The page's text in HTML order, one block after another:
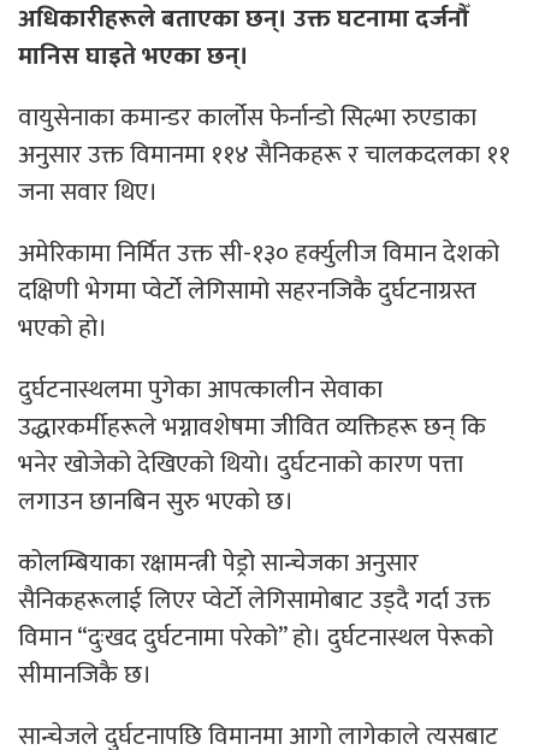
अधिकारीहरूले बताएका छन्। उक्त घटनामा दर्जनौँ
मानिस घाइते भएका छन्।
वायुसेनाका कमान्डर कार्लोस फेर्नान्डो सिल्भा रुएडाका
अनुसार उक्त विमानमा ११४ सैनिकहरू र चालकदलका ११
जना सवार थिए।
अमेरिकामा निर्मित उक्त सी-१३० हर्क्युलीज विमान देशको
दक्षिणी भेगमा प्वेर्टो लेगिसामो सहरनजिकै दुर्घटनाग्रस्त
भएको हो।
दुर्घटनास्थलमा पुगेका आपत्कालीन सेवाका
उद्धारकर्मीहरूले भग्नावशेषमा जीवित व्यक्तिहरू छन् कि
भनेर खोजेको देखिएको थियो। दुर्घटनाको कारण पत्ता
लगाउन छानबिन सुरु भएको छ।
कोलम्बियाका रक्षामन्त्री पेड्रो सान्चेजका अनुसार
सैनिकहरूलाई लिएर प्वेर्टो लेगिसामोबाट उड्दै गर्दा उक्त
विमान “दुःखद दुर्घटनामा परेको” हो। दुर्घटनास्थल पेरूको
सीमानजिकै छ।
सान्चेजले दुर्घटनापछि विमानमा आगो लागेकाले त्यसबाट